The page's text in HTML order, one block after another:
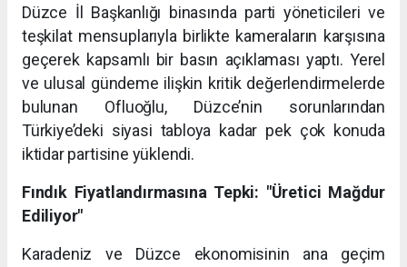
Düzce İl Başkanlığı binasında parti yöneticileri ve
teşkilat mensuplarıyla birlikte kameraların karşısına
geçerek kapsamlı bir basın açıklaması yaptı. Yerel
ve ulusal gündeme ilişkin kritik değerlendirmelerde
bulunan Ofluoğlu, Düzce’nin sorunlarından
Türkiye’deki siyasi tabloya kadar pek çok konuda
iktidar partisine yüklendi.
Fındık Fiyatlandırmasına Tepki: "Üretici Mağdur
Ediliyor"
Karadeniz ve Düzce ekonomisinin ana geçim